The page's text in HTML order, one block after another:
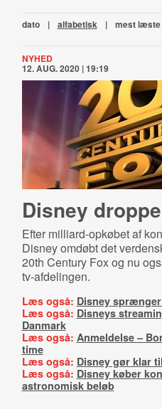
dato | alfabetisk | mest læste
NYHED
12. AUG. 2020 | 19:19
Disney
Efter milliard-opkøbet af
Disney omdøbt det
20th Century Fox og nu
tv-afdelingen.
Læs også: Disney
Læs også: Disneys
Danmark
Læs også: Anmeldelse –
time
Læs også: Disney gør klar
Læs også: Disney køber
astronomisk beløb